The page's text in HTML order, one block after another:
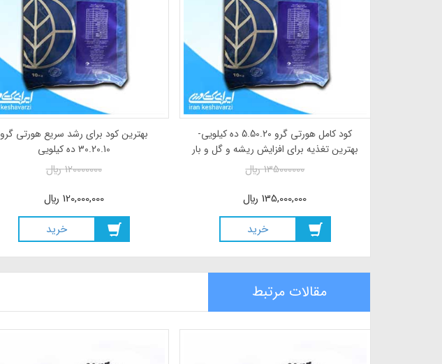
بهترین کود برای رشد سریع هورتی گرو
30.20.10 ده کیلویی
120000000ريال
120,000,000 ريال
خريد
کود کامل هورتی گرو 5.50.20 ده کیلویی-
بهترین تغذیه برای افزایش ریشه و گل و بار
135000000ريال
135,000,000ريال
خريد
مقالات مرتبط